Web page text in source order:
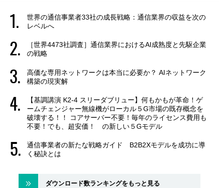
世界の通信事業者33社の成長戦略：通信業界の収益を次の
レベルへ
［世界4473社調査］通信業界におけるAI成熟度と先駆企業
の戦略
高価な専用ネットワークは本当に必要か？ AIネットワーク
構築の現実解
【基調講演 K2-4 スリーダブリュー】何もかもが革命！ゲ
ームチェンジャー無線機がローカル５G市場の既存概念を
破壊する！！ コアサーバー不要！毎年のライセンス費用も
不要！でも、超安価！ の新しい５Gモデル
通信事業者の新たな戦略ガイド B2B2Xモデルを成功に導
く秘訣とは
ダウンロード数ランキングをもっと見る